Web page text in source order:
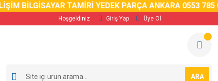
BİLGİSAYAR TAMİRİ YEDEK PARÇA ANKARA 0553 785 02
Hoşgeldiniz Giriş Yap Üye Ol
ARA